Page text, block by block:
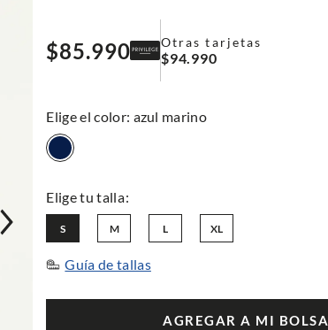
$85.990 Otras tarjetas
$94.990
: azul marino
L
M
S XL
Guía de tallas
AGREGAR A MI BOLSA